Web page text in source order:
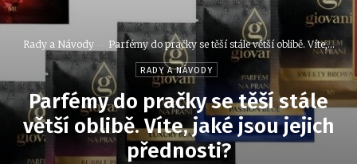
Rady a Návody Parfémy do pračky se těší stále větší oblibě. Víte,...
RADY A NÁVODY
Parfémy do pračky se těší stále
větší oblibě. Víte, jaké jsou jejich
přednosti?